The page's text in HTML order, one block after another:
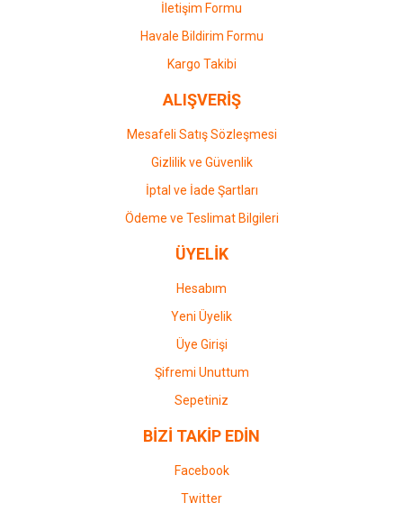
İletişim Formu
Havale Bildirim Formu
Kargo Takibi
ALIŞVERİŞ
Mesafeli Satış Sözleşmesi
Gizlilik ve Güvenlik
İptal ve İade Şartları
Ödeme ve Teslimat Bilgileri
ÜYELİK
Hesabım
Yeni Üyelik
Üye Girişi
Şifremi Unuttum
Sepetiniz
BİZİ TAKİP EDİN
Facebook
Twitter